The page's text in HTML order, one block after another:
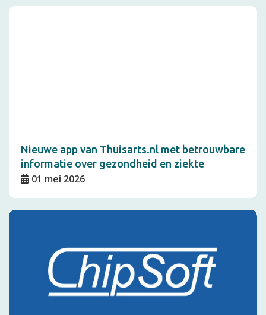
Nieuwe app van Thuisarts.nl met betrouwbare
informatie over gezondheid en ziekte
01 mei 2026